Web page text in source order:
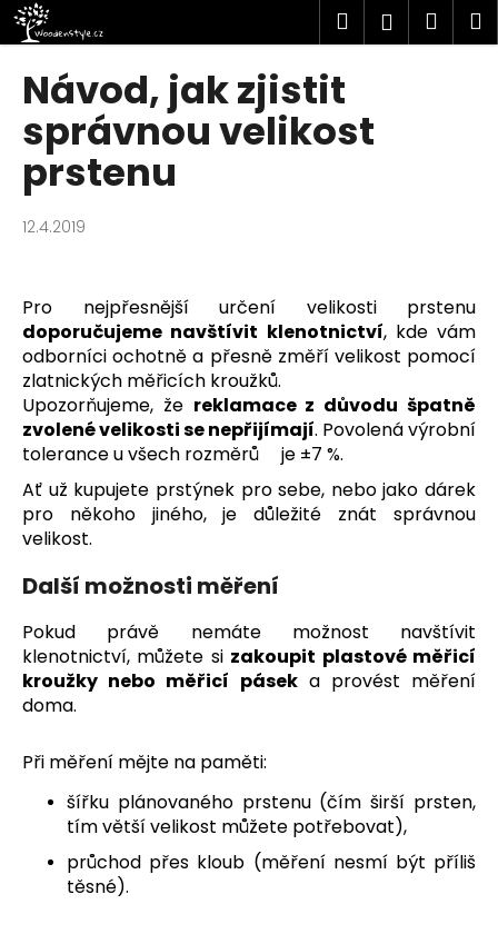
Přejít
na
obsah
Hledat
Návod, jak zjistit
správnou velikost
prstenu
12.4.2019
Pro nejpřesnější určení velikosti prstenu
doporučujeme navštívit klenotnictví, kde vám
odborníci ochotně a přesně změří velikost pomocí
zlatnických měřicích kroužků.
Upozorňujeme, že reklamace z důvodu špatně
zvolené velikosti se nepřijímají. Povolená výrobní
tolerance u všech rozměrů je ±7 %.
Ať už kupujete prstýnek pro sebe, nebo jako dárek
pro někoho jiného, je důležité znát správnou
velikost.
Další možnosti měření
Pokud právě nemáte možnost navštívit
klenotnictví, můžete si zakoupit plastové měřicí
kroužky nebo měřicí páseka provést měření
doma.
Při měření mějte na paměti:
šířku plánovaného prstenu (čím širší prsten,
tím větší velikost můžete potřebovat),
průchod přes kloub (měření nesmí být příliš
těsné).
K
o
C
o
p
o
t
e
b
u
j
e
t
e
n
a
j
í
?
HLEDAT